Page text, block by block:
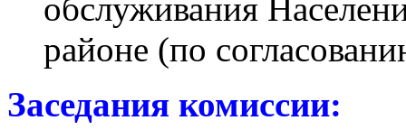
обслуживания
районе (по
Заседания комиссии: